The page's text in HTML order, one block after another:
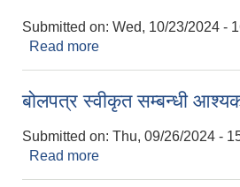
Submitted on: Wed, 10/23/2024 -
Read more
बोलपत्र स्वीकृत सम्बन्धी
Submitted on: Thu, 09/26/2024 -
Read more